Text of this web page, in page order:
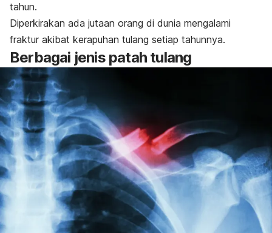
tahun.
Diperkirakan ada jutaan orang di dunia mengalami
fraktur akibat kerapuhan tulang setiap tahunnya.
Berbagai jenis patah tulang